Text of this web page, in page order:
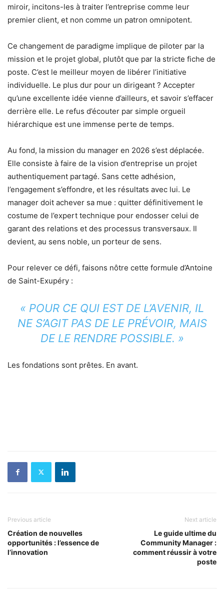
miroir, incitons-les à traiter l’entreprise comme leur
premier client, et non comme un patron omnipotent.
Ce changement de paradigme implique de piloter par la
mission et le projet global, plutôt que par la stricte fiche de
poste. C’est le meilleur moyen de libérer l’initiative
individuelle. Le plus dur pour un dirigeant ? Accepter
qu’une excellente idée vienne d’ailleurs, et savoir s’effacer
derrière elle. Le refus d’écouter par simple orgueil
hiérarchique est une immense perte de temps.
Au fond, la mission du manager en 2026 s’est déplacée.
Elle consiste à faire de la vision d’entreprise un projet
authentiquement partagé. Sans cette adhésion,
l’engagement s’effondre, et les résultats avec lui. Le
manager doit achever sa mue : quitter définitivement le
costume de l’expert technique pour endosser celui de
garant des relations et des processus transversaux. Il
devient, au sens noble, un porteur de sens.
Pour relever ce défi, faisons nôtre cette formule d’Antoine
de Saint-Exupéry :
« POUR CE QUI EST DE L’AVENIR, IL
NE S’AGIT PAS DE LE PRÉVOIR, MAIS
DE LE RENDRE POSSIBLE. »
Les fondations sont prêtes. En avant.
Previous article
Création de nouvelles
opportunités : l’essence de
l’innovation
Next article
Le guide ultime du
Community Manager :
comment réussir à votre
poste